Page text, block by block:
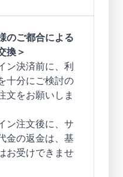
のご都合による
換＞
ン決済前に、利
十分にご検討の
文をお願いしま
ン注文後に、サ
金の返金は、基
お受けできませ